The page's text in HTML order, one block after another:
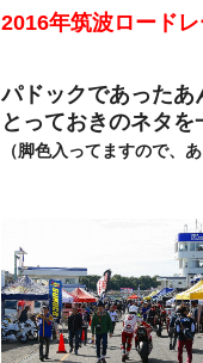
2016年筑波ロード
パドックであった
とっておきのネタを
（脚色入ってますので、